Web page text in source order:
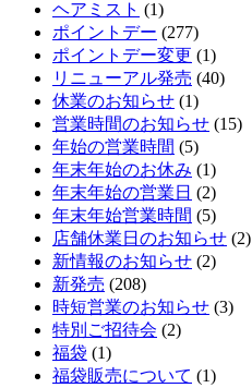
ヘアミスト (1)
ポイントデー (277)
ポイントデー変更 (1)
リニューアル発売 (40)
休業のお知らせ (1)
営業時間のお知らせ (15)
年始の営業時間 (5)
年末年始のお休み (1)
年末年始の営業日 (2)
年末年始営業時間 (5)
店舗休業日のお知らせ (2)
新情報のお知らせ (2)
新発売 (208)
時短営業のお知らせ (3)
特別ご招待会 (2)
福袋 (1)
福袋販売について (1)